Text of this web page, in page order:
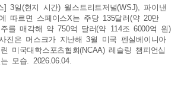
] 3일(현지 시간) 월스트리트저널(WSJ), 파이낸
따르면 스페이스X는 주당 135달러(약 20만
를 매각해 약 750억 달러(약 114조 6000억 원)
진은 머스크가 지난해 3월 미국 펜실베이니아
미국대학스포츠협회(NCAA) 레슬링 챔피언십
모습. 2026.06.04.